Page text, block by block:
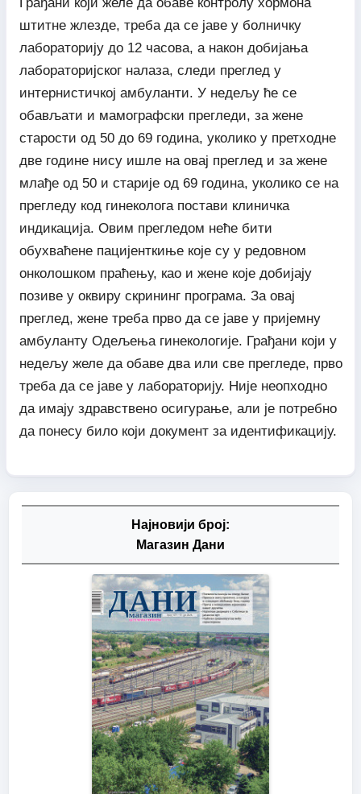
штитне жлезде, треба да се јаве у болничку
лабораторију до 12 часова, а након добијања
лабораторијског налаза, следи преглед у
интернистичкој амбуланти. У недељу ће се
обављати и мамографски прегледи, за жене
старости од 50 до 69 година, уколико у претходне
две године нису ишле на овај преглед и за жене
млађе од 50 и старије од 69 година, уколико се на
прегледу код гинеколога постави клиничка
индикација. Овим прегледом неће бити
обухваћене пацијенткиње које су у редовном
онколошком праћењу, као и жене које добијају
позиве у оквиру скрининг програма. За овај
преглед, жене треба прво да се јаве у пријемну
амбуланту Одељења гинекологије. Грађани који у
недељу желе да обаве два или све прегледе, прво
треба да се јаве у лабораторију. Није неопходно
да имају здравствено осигурање, али је потребно
да понесу било који документ за идентификацију.
Најновији број:
Магазин Дани